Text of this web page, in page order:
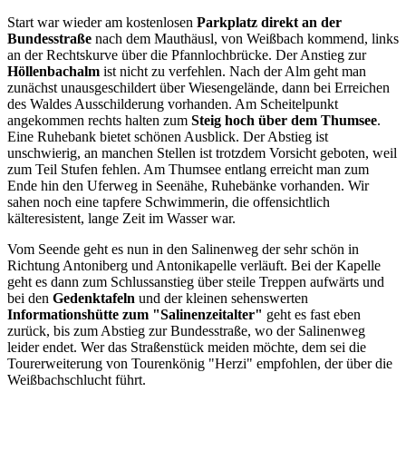
Start war wieder am kostenlosen Parkplatz direkt an der
Bundesstraße nach dem Mauthäusl, von Weißbach kommend, links
an der Rechtskurve über die Pfannlochbrücke. Der Anstieg zur
Höllenbachalm ist nicht zu verfehlen. Nach der Alm geht man
zunächst unausgeschildert über Wiesengelände, dann bei Erreichen
des Waldes Ausschilderung vorhanden. Am Scheitelpunkt
angekommen rechts halten zum Steig hoch über dem Thumsee.
Eine Ruhebank bietet schönen Ausblick. Der Abstieg ist
unschwierig, an manchen Stellen ist trotzdem Vorsicht geboten, weil
zum Teil Stufen fehlen. Am Thumsee entlang erreicht man zum
Ende hin den Uferweg in Seenähe, Ruhebänke vorhanden. Wir
sahen noch eine tapfere Schwimmerin, die offensichtlich
kälteresistent, lange Zeit im Wasser war.
Vom Seende geht es nun in den Salinenweg der sehr schön in
Richtung Antoniberg und Antonikapelle verläuft. Bei der Kapelle
geht es dann zum Schlussanstieg über steile Treppen aufwärts und
bei den Gedenktafeln und der kleinen sehenswerten
Informationshütte zum "Salinenzeitalter" geht es fast eben
zurück, bis zum Abstieg zur Bundesstraße, wo der Salinenweg
leider endet. Wer das Straßenstück meiden möchte, dem sei die
Tourerweiterung von Tourenkönig "Herzi" empfohlen, der über die
Weißbachschlucht führt.